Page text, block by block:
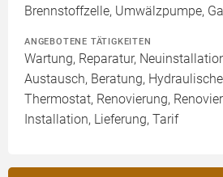
Brennstoffzelle, Umwälzpumpe,
ANGEBOTENE TÄTIGKEITEN
Wartung, Reparatur,
Austausch, Beratung,
Thermostat, Renovierung,
Installation, Lieferung, Tarif